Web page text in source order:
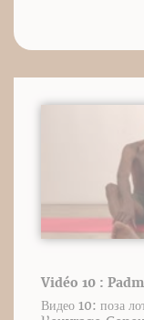
Vidéo 10 :
Видео 10: поза